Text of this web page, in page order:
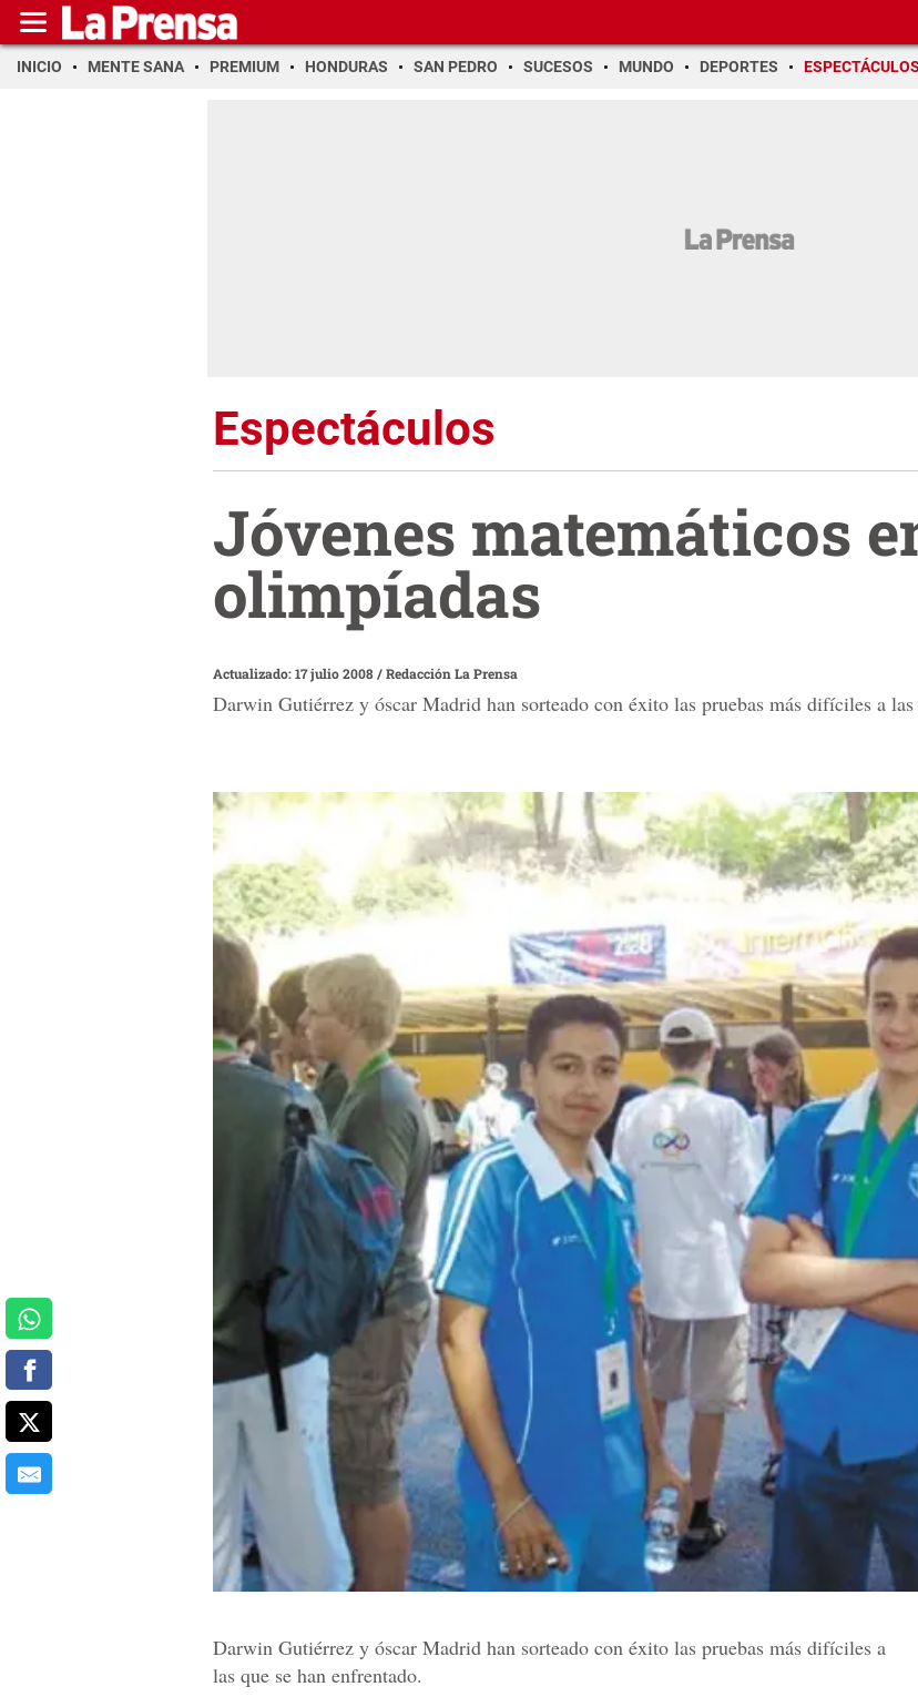
INICIO MENTE SANA PREMIUM HONDURAS SAN PEDRO SUCESOS MUNDO DEPORTES ESPECTÁCULOS
Espectáculos
Jóvenes matemáticos
olimpíadas
Actualizado: 17 julio 2008/Redacción La Prensa
Darwin Gutiérrez y óscar Madrid han sorteado con éxito las pruebas más difíciles a las
Darwin Gutiérrez y óscar Madrid han sorteado con éxito las pruebas más difíciles a
las que se han enfrentado.